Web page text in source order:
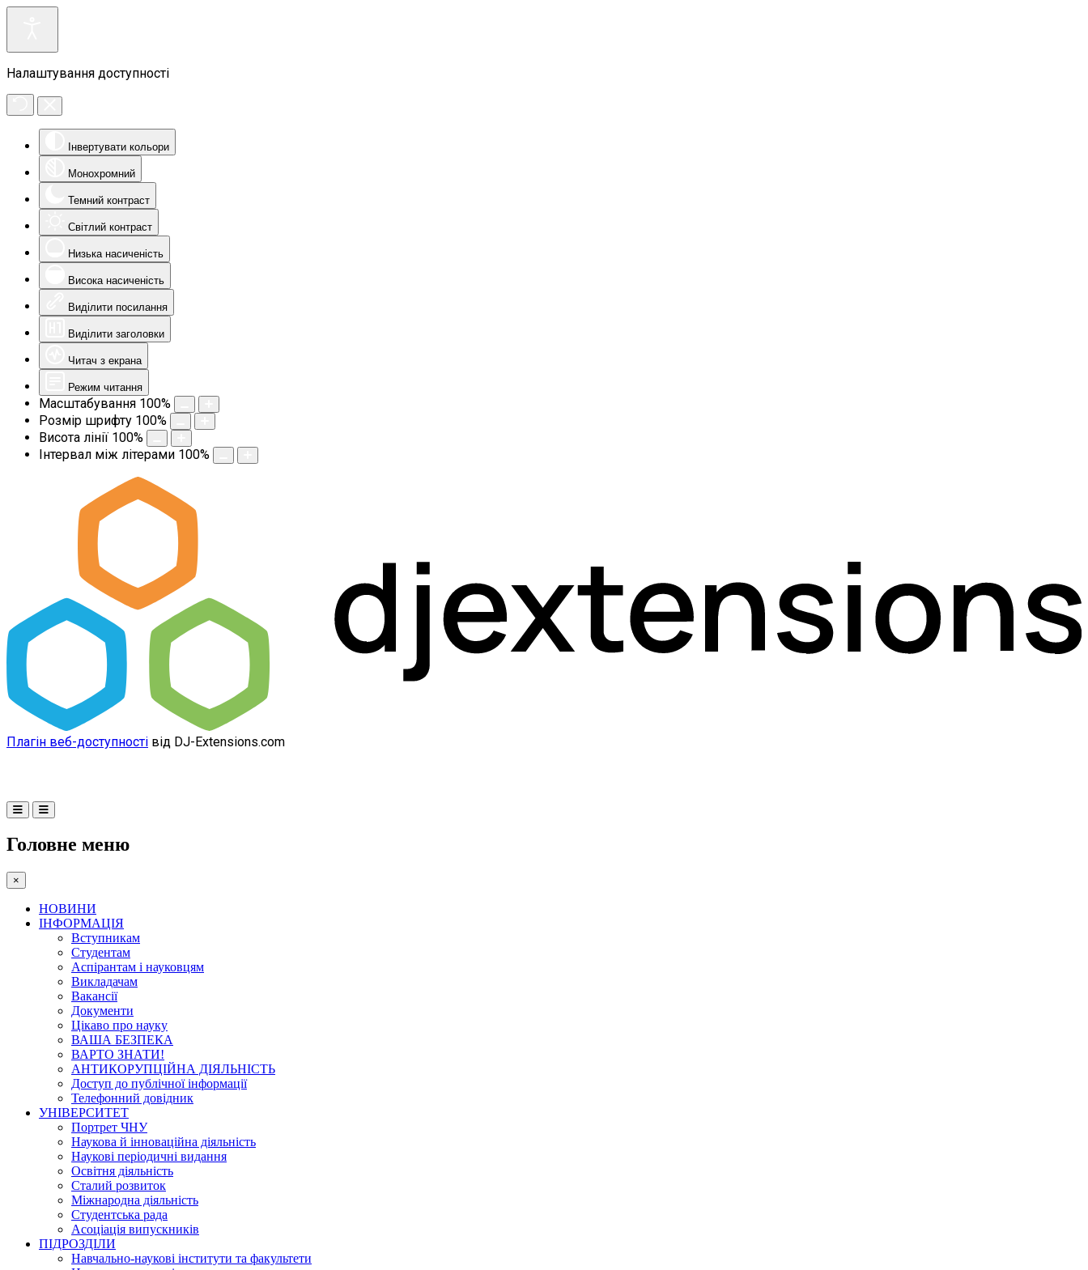
Налаштування доступності
Інвертувати кольори
Монохромний
Темний контраст
Світлий контраст
Низька насиченість
Висока насиченість
Виділити посилання
Виділити заголовки
Читач з екрана
Режим читання
Масштабування 100%
Розмір шрифту 100%
Висота лінії 100%
Інтервал між літерами 100%
Плагін веб-доступності від DJ-Extensions.com
Головне меню
×
НОВИНИ
ІНФОРМАЦІЯ
Вступникам
Студентам
Аспірантам і науковцям
Викладачам
Вакансії
Документи
Цікаво про науку
ВАША БЕЗПЕКА
ВАРТО ЗНАТИ!
АНТИКОРУПЦІЙНА ДІЯЛЬНІСТЬ
Доступ до публічної інформації
Телефонний довідник
УНІВЕРСИТЕТ
Портрет ЧНУ
Наукова й інноваційна діяльність
Наукові періодичні видання
Освітня діяльність
Сталий розвиток
Міжнародна діяльність
Студентська рада
Асоціація випускників
ПІДРОЗДІЛИ
Навчально-наукові інститути та факультети